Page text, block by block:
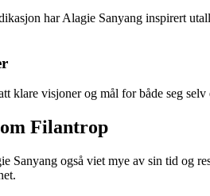
har Alagie Sanyang inspirert
klare visjoner og mål for både seg
Filantrop
Sanyang også viet mye av sin tid og